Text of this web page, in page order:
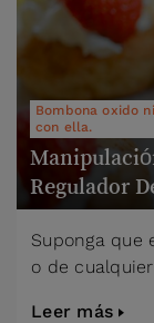
Bombona oxido
con ella.
Regulador
Suponga que
o de
Leer más